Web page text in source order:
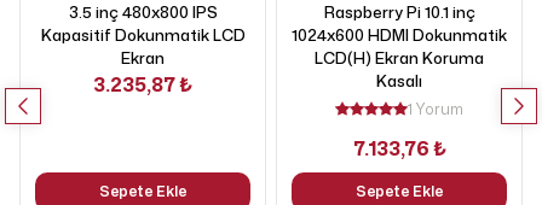
3.5 inç 480x800 IPS
Kapasitif Dokunmatik LCD
Ekran
3.235,87 ₺
Sepete Ekle
Raspberry Pi 10.1 inç
1024x600 HDMI Dokunmatik
LCD(H) Ekran Koruma
Kasalı
1 Yorum
7.133,76 ₺
Sepete Ekle